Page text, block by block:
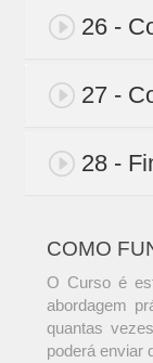
26 -
27 -
28 -
COMO
O Curso é
abordagem
quantas
poderá enviar